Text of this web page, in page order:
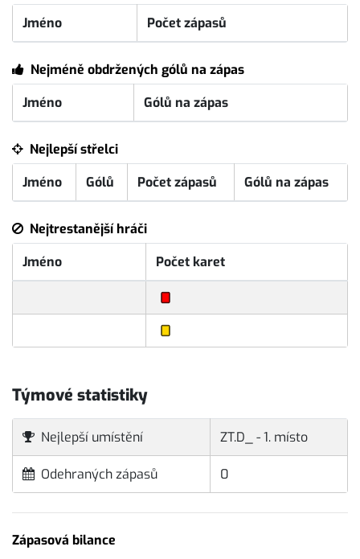
Jméno
Počet zápasů
Nejméně obdržených gólů na zápas
Jméno
Gólů na zápas
Nejlepší střelci
Jméno
Gólů Počet zápasů Gólů na zápas
Nejtrestanější hráči
Jméno
Počet karet
Týmové statistiky
Nejlepší umístění ZT.D_ - 1. místo
Odehraných zápasů 0
Zápasová bilance